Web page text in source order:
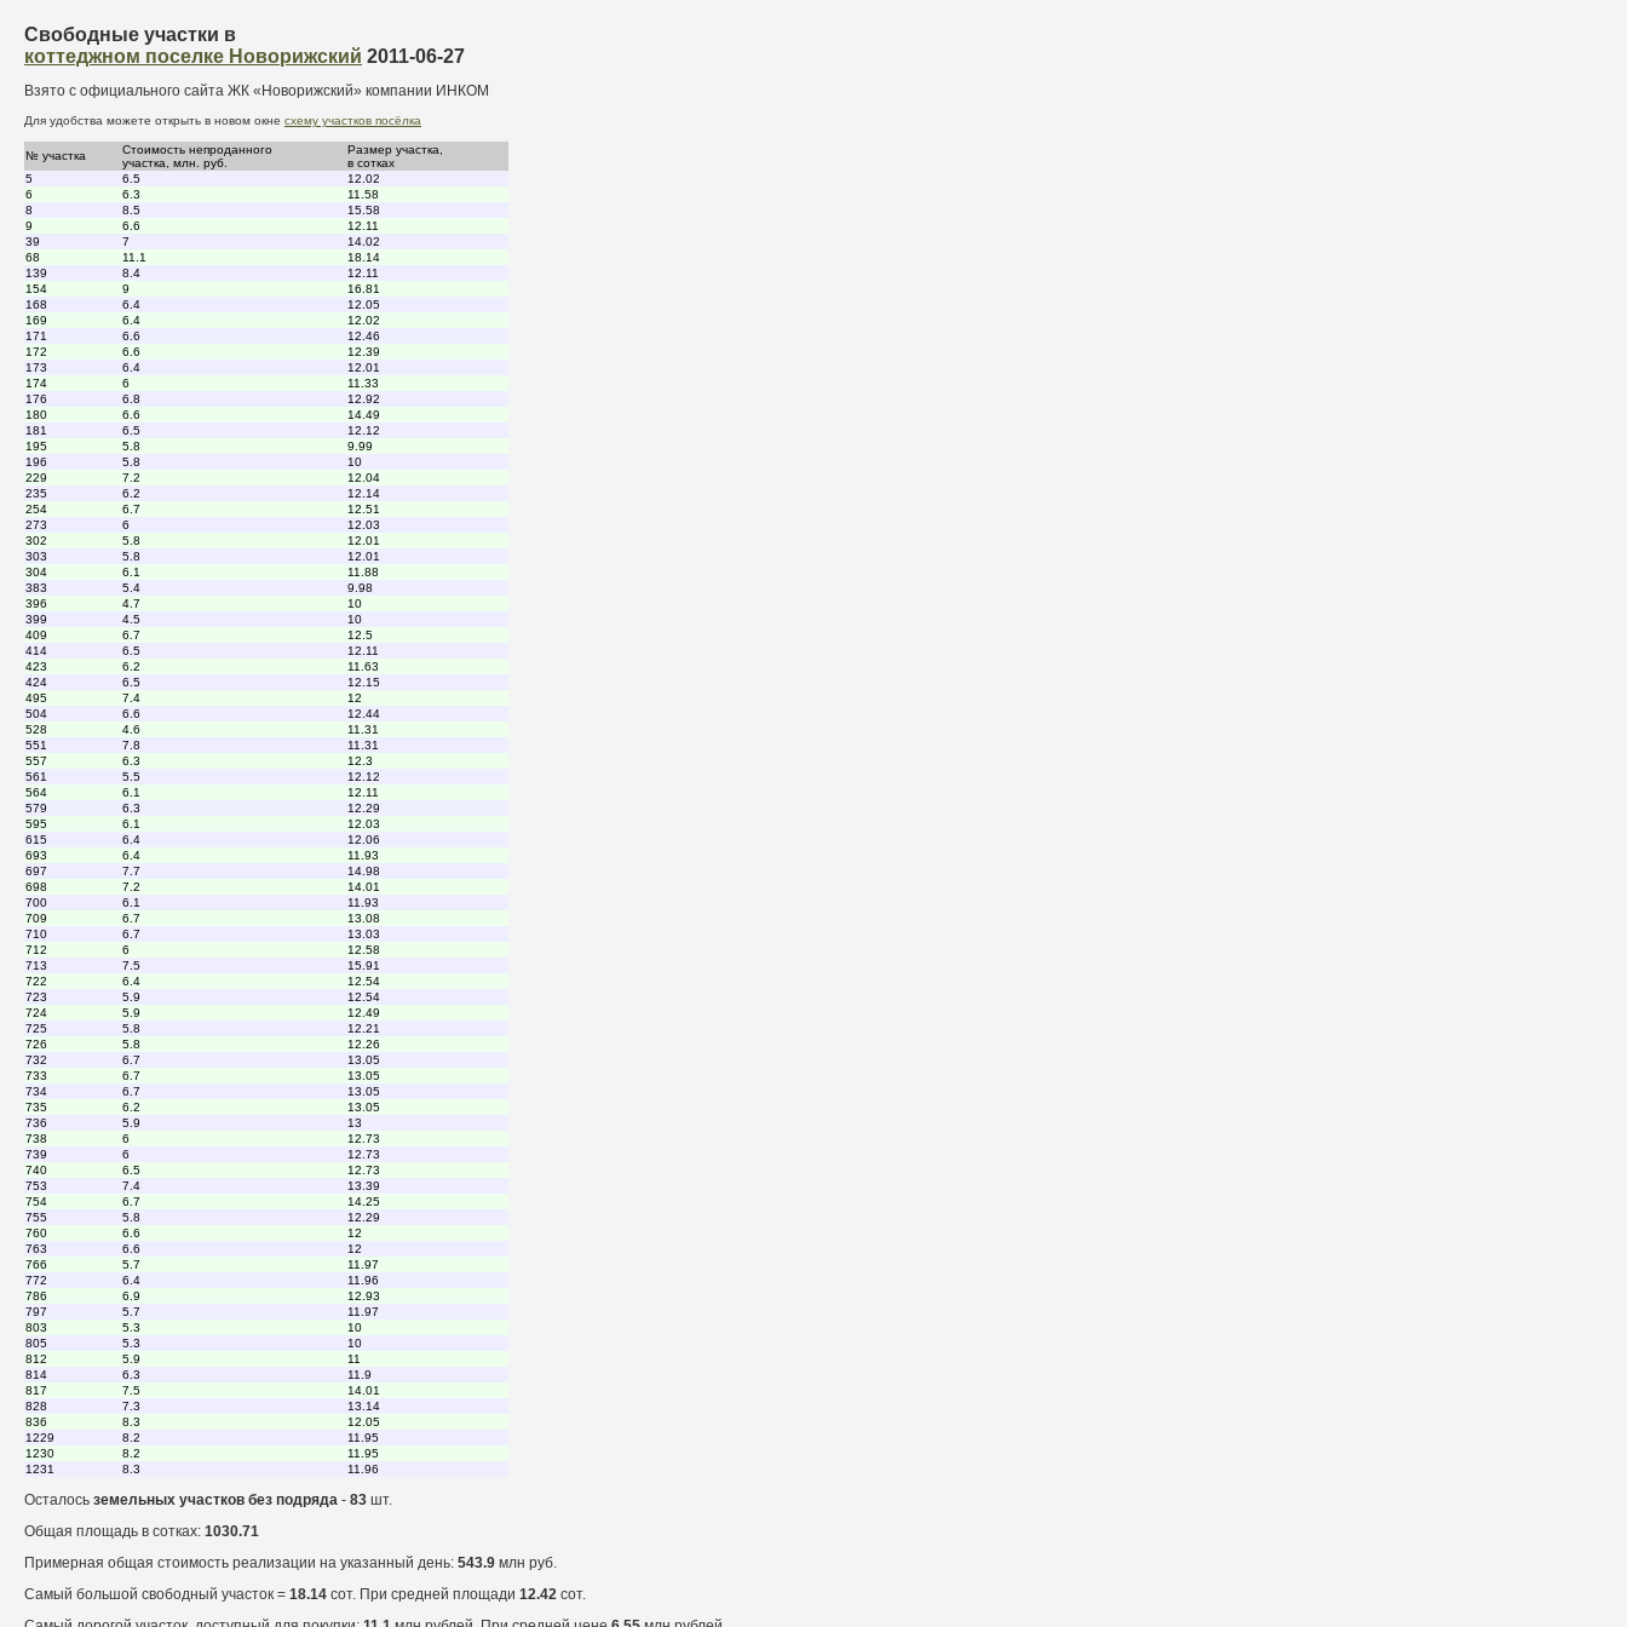
Свободные участки в
коттеджном поселке Новорижский 2011-06-27
Взято с официального сайта ЖК «Новорижский» компании ИНКОМ
Для удобства можете открыть в новом окне схему участков посёлка
№ участка
Стоимость непроданного
участка, млн. руб.
Размер участка,
в сотках
5
6.5
12.02
6
6.3
11.58
8
8.5
15.58
9
6.6
12.11
39
7
14.02
68
11.1
18.14
139
8.4
12.11
154
9
16.81
168
6.4
12.05
169
6.4
12.02
171
6.6
12.46
172
6.6
12.39
173
6.4
12.01
174
6
11.33
176
6.8
12.92
180
6.6
14.49
181
6.5
12.12
195
5.8
9.99
196
5.8
10
229
7.2
12.04
235
6.2
12.14
254
6.7
12.51
273
6
12.03
302
5.8
12.01
303
5.8
12.01
304
6.1
11.88
383
5.4
9.98
396
4.7
10
399
4.5
10
409
6.7
12.5
414
6.5
12.11
423
6.2
11.63
424
6.5
12.15
495
7.4
12
504
6.6
12.44
528
4.6
11.31
551
7.8
11.31
557
6.3
12.3
561
5.5
12.12
564
6.1
12.11
579
6.3
12.29
595
6.1
12.03
615
6.4
12.06
693
6.4
11.93
697
7.7
14.98
698
7.2
14.01
700
6.1
11.93
709
6.7
13.08
710
6.7
13.03
712
6
12.58
713
7.5
15.91
722
6.4
12.54
723
5.9
12.54
724
5.9
12.49
725
5.8
12.21
726
5.8
12.26
732
6.7
13.05
733
6.7
13.05
734
6.7
13.05
735
6.2
13.05
736
5.9
13
738
6
12.73
739
6
12.73
740
6.5
12.73
753
7.4
13.39
754
6.7
14.25
755
5.8
12.29
760
6.6
12
763
6.6
12
766
5.7
11.97
772
6.4
11.96
786
6.9
12.93
797
5.7
11.97
803
5.3
10
805
5.3
10
812
5.9
11
814
6.3
11.9
817
7.5
14.01
828
7.3
13.14
836
8.3
12.05
1229
8.2
11.95
1230
8.2
11.95
1231
8.3 11.96
Осталось земельных участков без подряда - 83 шт.
Общая площадь в сотках: 1030.71
Примерная общая стоимость реализации на указанный день: 543.9 млн руб.
Самый большой свободный участок = 18.14 сот. При средней площади 12.42 сот.